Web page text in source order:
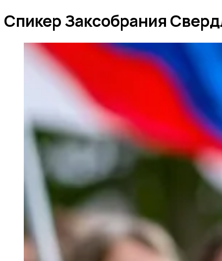
Спикер Заксобрания